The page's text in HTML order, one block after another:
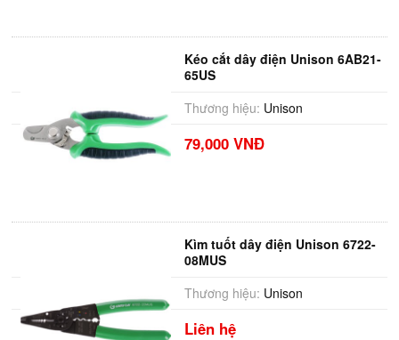
Kéo cắt dây điện Unison 6AB21-
65US
Thương hiệu: Unison
79,000 VNĐ
Kìm tuốt dây điện Unison 6722-
08MUS
Thương hiệu: Unison
Liên hệ